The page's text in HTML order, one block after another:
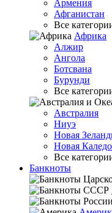
Армения
Афганистан
Все
Африка
Алжир
Ангола
Ботсвана
Бурунди
Все
Австралия
Ниуэ
Новая
Новая
Все
Банкноты